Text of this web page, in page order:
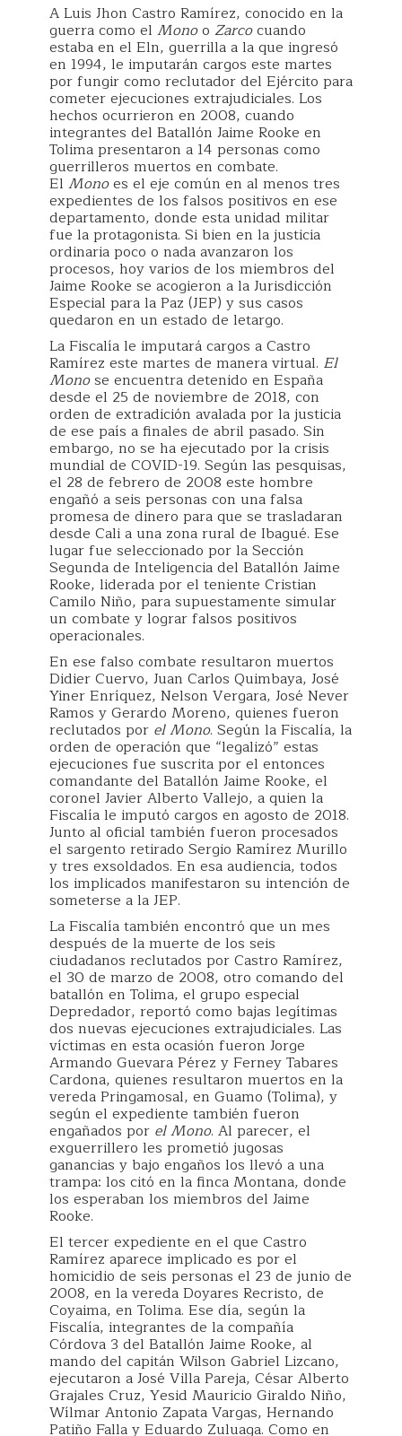
A Luis Jhon Castro Ramírez, conocido en la
guerra como el Monoo Zarcocuando
estaba en el Eln, guerrilla a la que ingresó
en 1994, le imputarán cargos este martes
por fungir como reclutador del Ejército para
cometer ejecuciones extrajudiciales. Los
hechos ocurrieron en 2008, cuando
integrantes del Batallón Jaime Rooke en
Tolima presentaron a 14 personas como
guerrilleros muertos en combate.
El Monoes el eje común en al menos tres
expedientes de los falsos positivos en ese
departamento, donde esta unidad militar
fue la protagonista. Si bien en la justicia
ordinaria poco o nada avanzaron los
procesos, hoy varios de los miembros del
Jaime Rooke se acogieron a la Jurisdicción
Especial para la Paz (JEP) y sus casos
quedaron en un estado de letargo.
La Fiscalía le imputará cargos a Castro
Ramírez este martes de manera virtual. El
Monose encuentra detenido en España
desde el 25 de noviembre de 2018, con
orden de extradición avalada por la justicia
de ese país a finales de abril pasado. Sin
embargo, no se ha ejecutado por la crisis
mundial de COVID-19. Según las pesquisas,
el 28 de febrero de 2008 este hombre
engañó a seis personas con una falsa
promesa de dinero para que se trasladaran
desde Cali a una zona rural de Ibagué. Ese
lugar fue seleccionado por la Sección
Segunda de Inteligencia del Batallón Jaime
Rooke, liderada por el teniente Cristian
Camilo Niño, para supuestamente simular
un combate y lograr falsos positivos
operacionales.
En ese falso combate resultaron muertos
Didier Cuervo, Juan Carlos Quimbaya, José
Yiner Enríquez, Nelson Vergara, José Never
Ramos y Gerardo Moreno, quienes fueron
reclutados por el Mono. Según la Fiscalía, la
orden de operación que “legalizó” estas
ejecuciones fue suscrita por el entonces
comandante del Batallón Jaime Rooke, el
coronel Javier Alberto Vallejo, a quien la
Fiscalía le imputó cargos en agosto de 2018.
Junto al oficial también fueron procesados
el sargento retirado Sergio Ramírez Murillo
y tres exsoldados. En esa audiencia, todos
los implicados manifestaron su intención de
someterse a la JEP.
La Fiscalía también encontró que un mes
después de la muerte de los seis
ciudadanos reclutados por Castro Ramírez,
el 30 de marzo de 2008, otro comando del
batallón en Tolima, el grupo especial
Depredador, reportó como bajas legítimas
dos nuevas ejecuciones extrajudiciales. Las
víctimas en esta ocasión fueron Jorge
Armando Guevara Pérez y Ferney Tabares
Cardona, quienes resultaron muertos en la
vereda Pringamosal, en Guamo (Tolima), y
según el expediente también fueron
engañados por el Mono. Al parecer, el
exguerrillero les prometió jugosas
ganancias y bajo engaños los llevó a una
trampa: los citó en la finca Montana, donde
los esperaban los miembros del Jaime
Rooke.
El tercer expediente en el que Castro
Ramírez aparece implicado es por el
homicidio de seis personas el 23 de junio de
2008, en la vereda Doyares Recristo, de
Coyaima, en Tolima. Ese día, según la
Fiscalía, integrantes de la compañía
Córdova 3 del Batallón Jaime Rooke, al
mando del capitán Wilson Gabriel Lizcano,
ejecutaron a José Villa Pareja, César Alberto
Grajales Cruz, Yesid Mauricio Giraldo Niño,
Wílmar Antonio Zapata Vargas, Hernando
Patiño Falla y Eduardo Zuluaga. Como en